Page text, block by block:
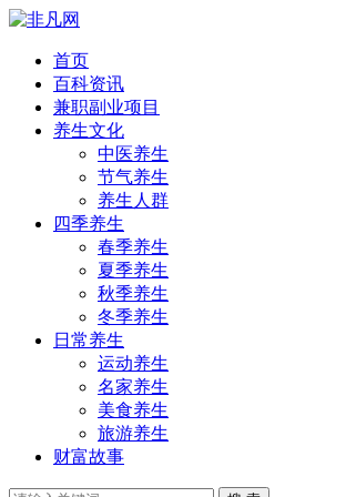
首页
百科资讯
兼职副业项目
养生文化
中医养生
节气养生
养生人群
四季养生
春季养生
夏季养生
秋季养生
冬季养生
日常养生
运动养生
名家养生
美食养生
旅游养生
财富故事